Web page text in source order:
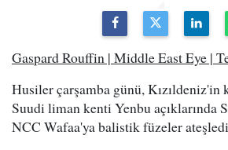
Gaspard Rouffin | Middle East Eye |
Husiler çarşamba günü,
Suudi liman kenti Yenbu açıklarında
NCC Wafaa'ya balistik füzeler